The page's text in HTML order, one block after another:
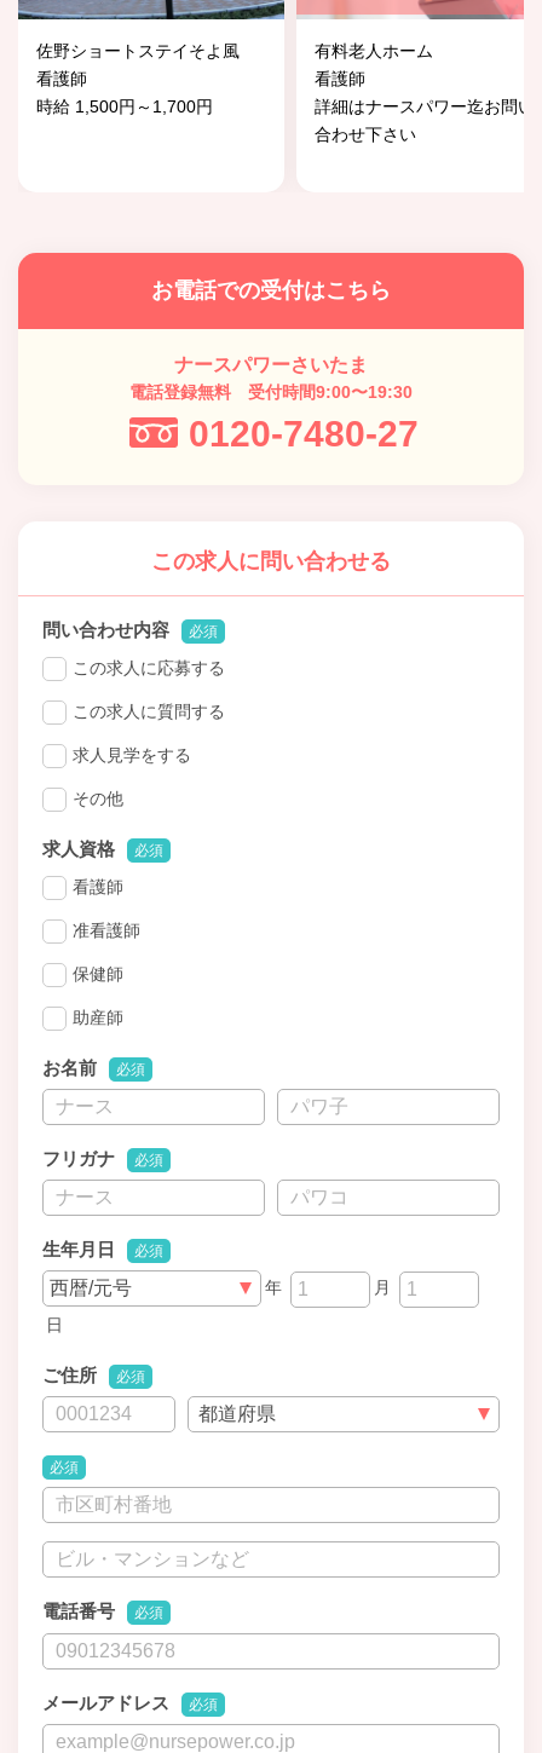
佐野ショートステイそよ風
看護師
時給 1,500円～1,700円
有料老人ホーム
看護師
詳細はナースパワー迄お問い
合わせ下さい
お電話での受付はこちら
ナースパワーさいたま
電話登録無料 受付時間9:00〜19:30
0120-7480-27
この求人に問い合わせる
問い合わせ内容 必須
この求人に応募する
この求人に質問する
求人見学をする
その他
求人資格 必須
看護師
准看護師
保健師
助産師
お名前 必須
フリガナ 必須
生年月日 必須
年
月
日
ご住所 必須
必須
電話番号 必須
メールアドレス 必須